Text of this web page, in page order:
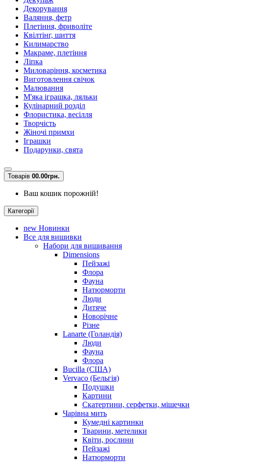
Декорування
Валяння, фетр
Плетіння, фриволіте
Квілтінг, шиття
Килимарство
Макраме, плетіння
Ліпка
Миловаріння, косметика
Виготовлення свічок
Малювання
М'яка іграшка, ляльки
Кулінарний розділ
Флористика, весілля
Творчість
Жіночі примхи
Іграшки
Подарунки, свята
Товарів 00.00грн.
Ваш кошик порожній!
Категорії
new Новинки
Все для вишивки
Набори для вишивання
Dimensions
Пейзажі
Флора
Фауна
Натюрморти
Люди
Дитяче
Новорічне
Різне
Lanarte (Голандія)
Люди
Фауна
Флора
Bucilla (США)
Vervaco (Бельгія)
Подушки
Картини
Скатертини, серфетки, мішечки
Чарiвна мить
Кумедні картинки
Тварини, метелики
Квіти, рослини
Пейзажі
Натюрморти